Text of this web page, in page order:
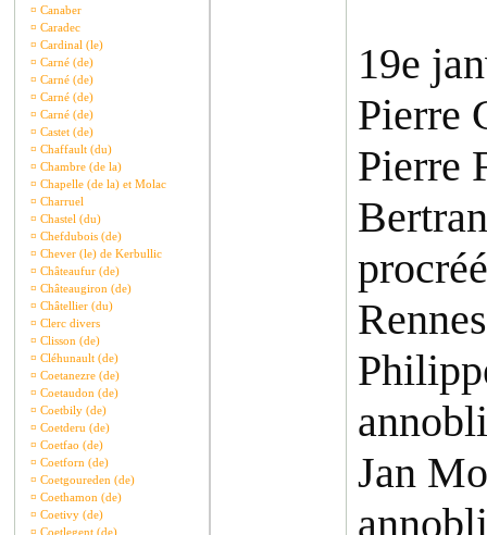
¤ Canaber
¤ Caradec
¤ Cardinal (le)
¤ Carné (de)
¤ Carné (de)
¤ Carné (de)
¤ Carné (de)
¤ Castet (de)
¤ Chaffault (du)
¤ Chambre (de la)
¤ Chapelle (de la) et Molac
¤ Charruel
¤ Chastel (du)
¤ Chefdubois (de)
¤ Chever (le) de Kerbullic
¤ Châteaufur (de)
¤ Châteaugiron (de)
¤ Châtellier (du)
¤ Clerc divers
¤ Clisson (de)
¤ Cléhunault (de)
¤ Coetanezre (de)
¤ Coetaudon (de)
¤ Coetbily (de)
¤ Coetderu (de)
¤ Coetfao (de)
¤ Coetforn (de)
¤ Coetgoureden (de)
¤ Coethamon (de)
¤ Coetivy (de)
¤ Coetlegent (de)
19e
Pierre
Pierre
Rennes
Jan